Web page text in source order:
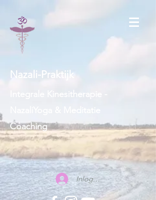
Nazali-Praktijk
Integrale Kinesitherapie -
Coaching
Inloggen